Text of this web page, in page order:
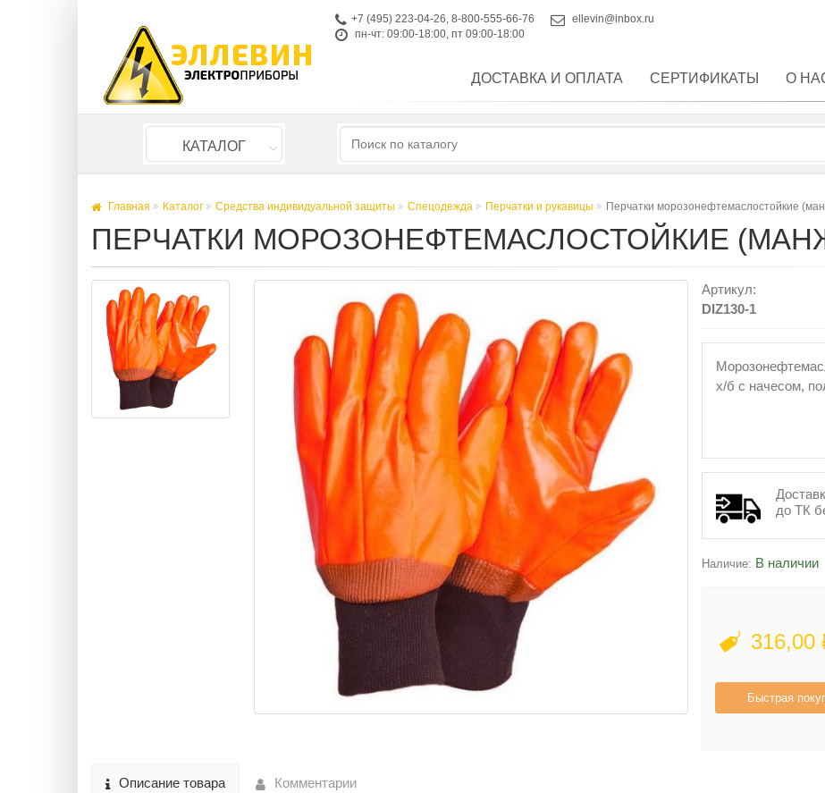
+7 (495) 223-04-26, 8-800-555-66-76
ellevin@inbox.ru
пн-чт: 09:00-18:00, пт 09:00-18:00
ДОСТАВКА И ОПЛАТА СЕРТИФИКАТЫ О
КАТАЛОГ
Главная Каталог Средства индивидуальной защиты Спецодежда Перчатки и рукавицы Перчатки морозонефтемаслостойкие
ПЕРЧАТКИ МОРОЗОНЕФТЕМАСЛОСТОЙКИЕ
Артикул:
DIZ130-1
х/б с начесом,
до ТК
Наличие: В наличии
316,00
Быстрая
Описание товара Комментарии